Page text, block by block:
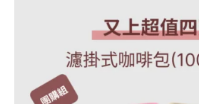
格：
NT$2,400。
前
價
格：
NT$1,820。